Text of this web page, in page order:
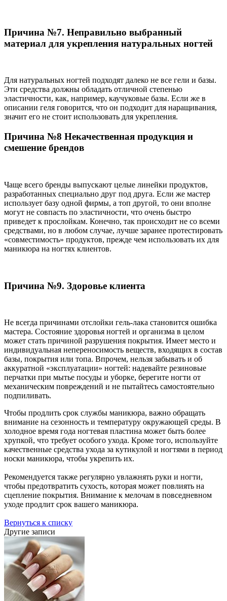
Причина №7. Неправильно выбранный
материал для укрепления натуральных ногтей
Для натуральных ногтей подходят далеко не все гели и базы.
Эти средства должны обладать отличной степенью
эластичности, как, например, каучуковые базы. Если же в
описании геля говорится, что он подходит для наращивания,
значит его не стоит использовать для укрепления.
Причина №8 Некачественная продукция и
смешение брендов
Чаще всего бренды выпускают целые линейки продуктов,
разработанных специально друг под друга. Если же мастер
использует базу одной фирмы, а топ другой, то они вполне
могут не совпасть по эластичности, что очень быстро
приведет к прослойкам. Конечно, так происходит не со всеми
средствами, но в любом случае, лучше заранее протестировать
«совместимость» продуктов, прежде чем использовать их для
маникюра на ногтях клиентов.
Причина №9. Здоровье клиента
Не всегда причинами отслойки гель-лака становится ошибка
мастера. Состояние здоровья ногтей и организма в целом
может стать причиной разрушения покрытия. Имеет место и
индивидуальная непереносимость веществ, входящих в состав
базы, покрытия или топа. Впрочем, нельзя забывать и об
аккуратной «эксплуатации» ногтей: надевайте резиновые
перчатки при мытье посуды и уборке, берегите ногти от
механическим повреждений и не пытайтесь самостоятельно
подпиливать.
Чтобы продлить срок службы маникюра, важно обращать
внимание на сезонность и температуру окружающей среды. В
холодное время года ногтевая пластина может быть более
хрупкой, что требует особого ухода. Кроме того, используйте
качественные средства ухода за кутикулой и ногтями в период
носки маникюра, чтобы укрепить их.
Рекомендуется также регулярно увлажнять руки и ногти,
чтобы предотвратить сухость, которая может повлиять на
сцепление покрытия. Внимание к мелочам в повседневном
уходе продлит срок вашего маникюра.
Вернуться к списку
Другие записи